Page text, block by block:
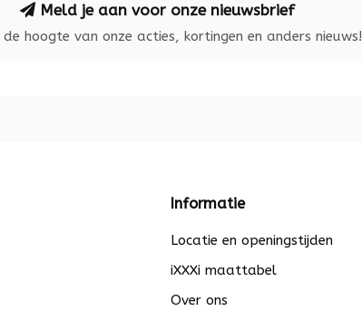
Meld je aan voor onze nieuwsbrief
hoogte van onze acties, kortingen en anders nieuws!
Informatie
Locatie en openingstijden
iXXXi maattabel
Over ons